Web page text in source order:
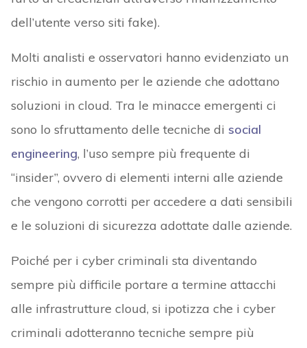
dell’utente verso siti fake).
Molti analisti e osservatori hanno evidenziato un
rischio in aumento per le aziende che adottano
soluzioni in cloud. Tra le minacce emergenti ci
sono lo sfruttamento delle tecniche di social
engineering, l’uso sempre più frequente di
“insider”, ovvero di elementi interni alle aziende
che vengono corrotti per accedere a dati sensibili
e le soluzioni di sicurezza adottate dalle aziende.
Poiché per i cyber criminali sta diventando
sempre più difficile portare a termine attacchi
alle infrastrutture cloud, si ipotizza che i cyber
criminali adotteranno tecniche sempre più